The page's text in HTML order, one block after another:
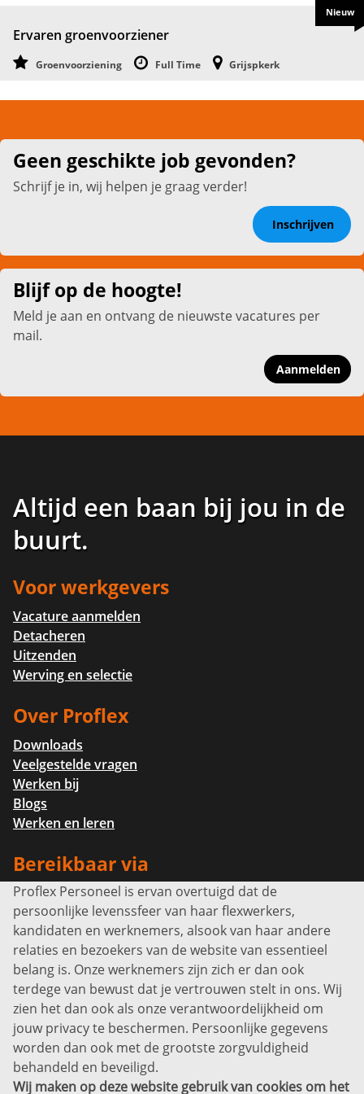
Ervaren groenvoorziener
Groenvoorziening Full Time Grijspkerk
Nieuw
Geen geschikte job gevonden?
Schrijf je in, wij helpen je graag verder!
Inschrijven
Blijf op de hoogte!
Meld je aan en ontvang de nieuwste vacatures per
mail.
Aanmelden
Altijd een baan bij jou in de
buurt.
Voor werkgevers
Vacature aanmelden
Detacheren
Uitzenden
Werving en selectie
Over Proflex
Downloads
Veelgestelde vragen
Werken bij
Blogs
Werken en leren
Bereikbaar via
Info@proflexpersoneel.nl
Bel ons:+31 (0)85 0450040
Prins Willem-Alexanderlaan 301
7311 SW Apeldoorn
Disclaimer
Privacyverklaring
Sitemap
Copyright
Proflex Personeel is ervan overtuigd dat de
persoonlijke levenssfeer van haar flexwerkers,
kandidaten en werknemers, alsook van haar andere
relaties en bezoekers van de website van essentieel
belang is. Onze werknemers zijn zich er dan ook
terdege van bewust dat je vertrouwen stelt in ons. Wij
zien het dan ook als onze verantwoordelijkheid om
jouw privacy te beschermen. Persoonlijke gegevens
worden dan ook met de grootste zorgvuldigheid
behandeld en beveiligd.
Wij maken op deze website gebruik van cookies om het